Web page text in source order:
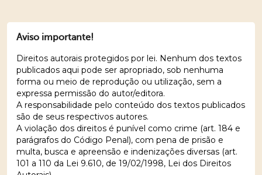
Aviso importante!
Direitos autorais protegidos por lei. Nenhum dos textos
publicados aqui pode ser apropriado, sob nenhuma
forma ou meio de reprodução ou utilização, sem a
expressa permissão do autor/editora.
A responsabilidade pelo conteúdo dos textos publicados
são de seus respectivos autores.
A violação dos direitos é punível como crime (art. 184 e
parágrafos do Código Penal), com pena de prisão e
multa, busca e apreensão e indenizações diversas (art.
101 a 110 da Lei 9.610, de 19/02/1998, Lei dos Direitos